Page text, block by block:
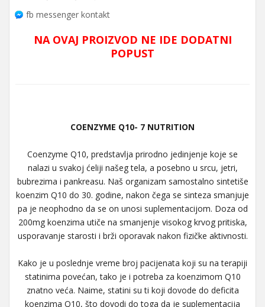
fb messenger kontakt
NA OVAJ PROIZVOD NE IDE DODATNI
POPUST
COENZYME Q10- 7 NUTRITION
Coenzyme Q10, predstavlja prirodno jedinjenje koje se
nalazi u svakoj ćeliji našeg tela, a posebno u srcu, jetri,
bubrezima i pankreasu. Naš organizam samostalno sintetiše
koenzim Q10 do 30. godine, nakon čega se sinteza smanjuje
pa je neophodno da se on unosi suplementacijom. Doza od
200mg koenzima utiče na smanjenje visokog krvog pritiska,
usporavanje starosti i brži oporavak nakon fizičke aktivnosti.
Kako je u poslednje vreme broj pacijenata koji su na terapiji
statinima povećan, tako je i potreba za koenzimom Q10
znatno veća. Naime, statini su ti koji dovode do deficita
koenzima Q10, što dovodi do toga da je suplementacija